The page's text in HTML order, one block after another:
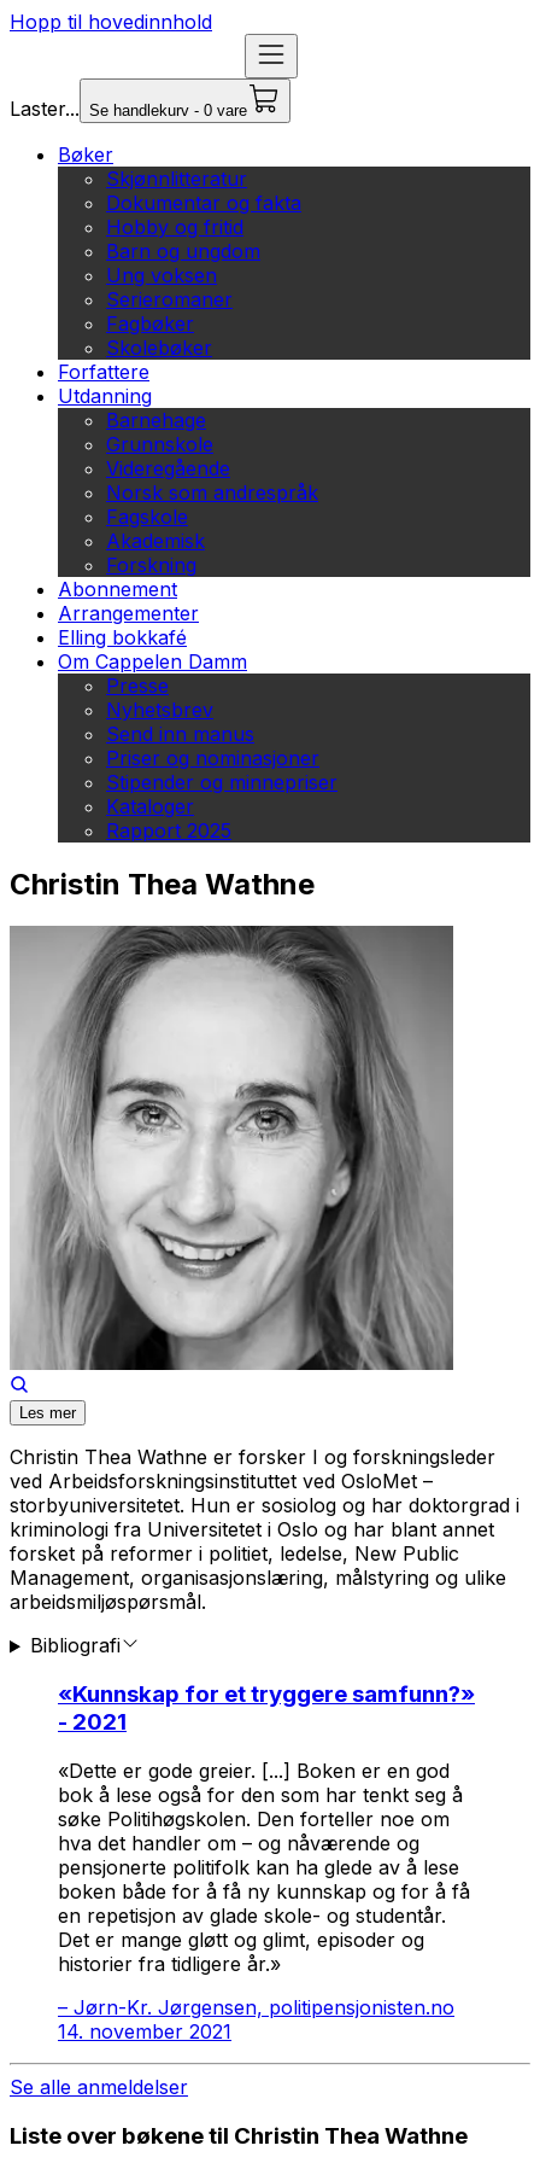
Hopp til hovedinnhold
Laster... Se handlekurv - 0 vare
Bøker
Skjønnlitteratur
Dokumentar og fakta
Hobby og fritid
Barn og ungdom
Ung voksen
Serieromaner
Fagbøker
Skolebøker
Forfattere
Utdanning
Barnehage
Grunnskole
Videregående
Norsk som andrespråk
Fagskole
Akademisk
Forskning
Abonnement
Arrangementer
Elling bokkafé
Om Cappelen Damm
Presse
Nyhetsbrev
Send inn manus
Priser og nominasjoner
Stipender og minnepriser
Kataloger
Rapport 2025
Christin Thea Wathne
Les mer
Christin Thea Wathne er forsker I og forskningsleder
ved Arbeidsforskningsinstituttet ved OsloMet –
storbyuniversitetet. Hun er sosiolog og har doktorgrad i
kriminologi fra Universitetet i Oslo og har blant annet
forsket på reformer i politiet, ledelse, New Public
Management, organisasjonslæring, målstyring og ulike
arbeidsmiljøspørsmål.
Bibliografi
«Kunnskap for et tryggere samfunn?»
- 2021
«Dette er gode greier. [...] Boken er en god
bok å lese også for den som har tenkt seg å
søke Politihøgskolen. Den forteller noe om
hva det handler om – og nåværende og
pensjonerte politifolk kan ha glede av å lese
boken både for å få ny kunnskap og for å få
en repetisjon av glade skole- og studentår.
Det er mange gløtt og glimt, episoder og
historier fra tidligere år.»
– Jørn-Kr. Jørgensen, politipensjonisten.no
14. november 2021
Se alle anmeldelser
Liste over bøkene til Christin Thea Wathne